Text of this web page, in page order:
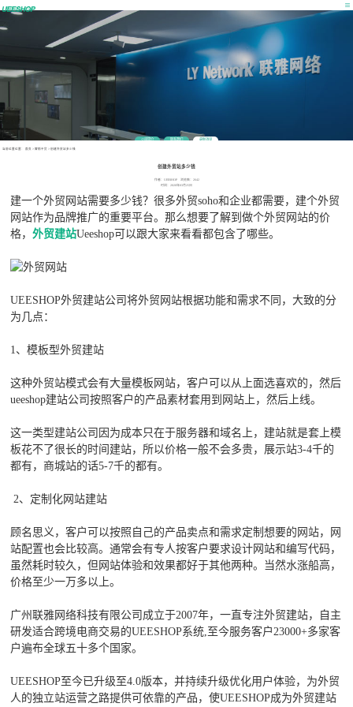
公司简介 联系我们 最新消息
当前位置位置： 首页 > 营销干货> 创建外贸站多少钱
创建外贸站多少钱
作者：UEESHOP 浏览数：2642
时间：2020年03月25日
建一个外贸网站需要多少钱？很多外贸soho和企业都需要，建个外贸
网站作为品牌推广的重要平台。那么想要了解到做个外贸网站的价
格，外贸建站Ueeshop可以跟大家来看看都包含了哪些。
UEESHOP外贸建站公司将外贸网站根据功能和需求不同，大致的分
为几点：
1、模板型外贸建站
这种外贸站模式会有大量模板网站，客户可以从上面选喜欢的，然后
ueeshop建站公司按照客户的产品素材套用到网站上，然后上线。
这一类型建站公司因为成本只在于服务器和域名上，建站就是套上模
板花不了很长的时间建站，所以价格一般不会多贵，展示站3-4千的
都有，商城站的话5-7千的都有。
2、定制化网站建站
顾名思义，客户可以按照自己的产品卖点和需求定制想要的网站，网
站配置也会比较高。通常会有专人按客户要求设计网站和编写代码，
虽然耗时较久，但网站体验和效果都好于其他两种。当然水涨船高，
价格至少一万多以上。
广州联雅网络科技有限公司成立于2007年，一直专注外贸建站，自主
研发适合跨境电商交易的UEESHOP系统,至今服务客户23000+多家客
户遍布全球五十多个国家。
UEESHOP至今已升级至4.0版本，并持续升级优化用户体验，为外贸
人的独立站运营之路提供可依靠的产品，使UEESHOP成为外贸建站